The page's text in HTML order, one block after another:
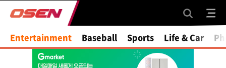
Entertainment Baseball Sports Life & Car